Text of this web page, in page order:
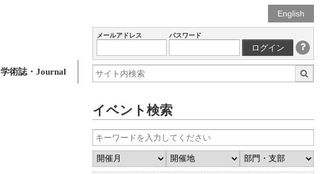
学術誌・Journal
English
メールアドレス パスワード
ログイン
イベント検索